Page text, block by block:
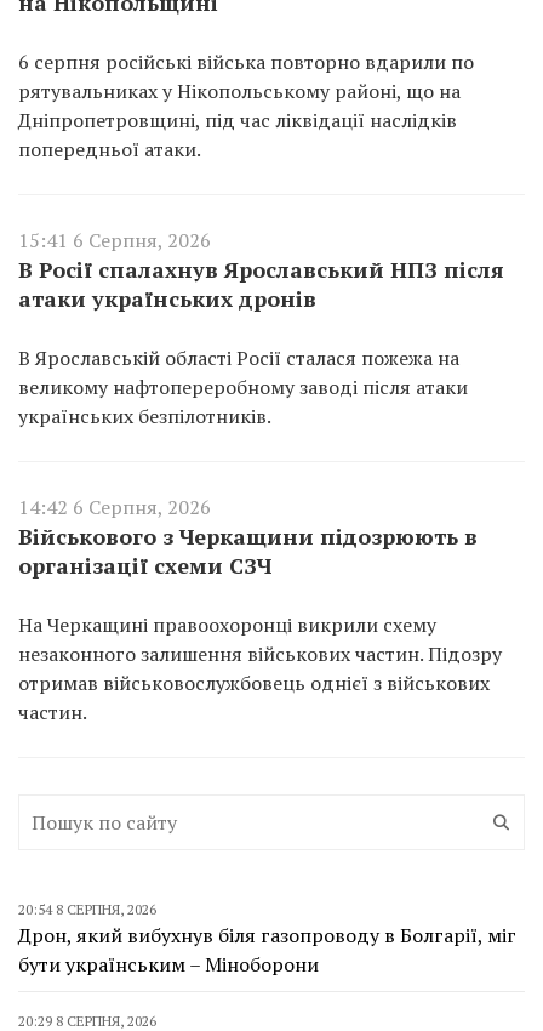
6 серпня російські війська повторно вдарили по
рятувальниках у Нікопольському районі, що на
Дніпропетровщині, під час ліквідації наслідків
попередньої атаки.
15:41 6 Серпня, 2026
В Росії спалахнув Ярославський НПЗ після
атаки українських дронів
В Ярославській області Росії сталася пожежа на
великому нафтопереробному заводі після атаки
українських безпілотників.
14:42 6 Серпня, 2026
Військового з Черкащини підозрюють в
організації схеми СЗЧ
На Черкащині правоохоронці викрили схему
незаконного залишення військових частин. Підозру
отримав військовослужбовець однієї з військових
частин.
20:54 8 СЕРПНЯ, 2026
Дрон, який вибухнув біля газопроводу в Болгарії, міг
бути українським – Міноборони
20:29 8 СЕРПНЯ, 2026